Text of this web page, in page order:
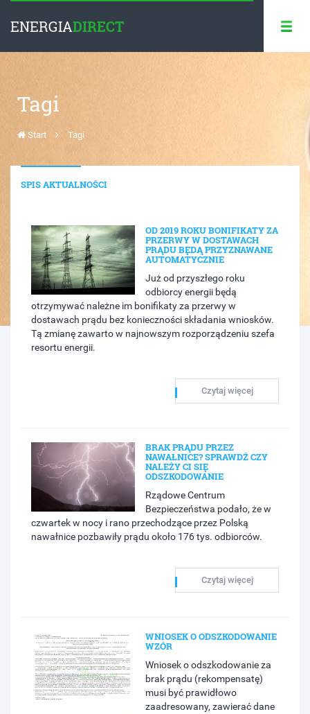
ENERGIADIRECT
Tagi
Start Tagi
SPIS AKTUALNOŚCI
OD 2019 ROKU BONIFIKATY ZA
PRZERWY W DOSTAWACH
PRĄDU BĘDĄ PRZYZNAWANE
AUTOMATYCZNIE
Już od przyszłego roku
odbiorcy energii będą
otrzymywać należne im bonifikaty za przerwy w
dostawach prądu bez konieczności składania wniosków.
Tą zmianę zawarto w najnowszym rozporządzeniu szefa
resortu energii.
Czytaj więcej
BRAK PRĄDU PRZEZ
NAWAŁNICE? SPRAWDŹ CZY
NALEŻY CI SIĘ
ODSZKODOWANIE
Rządowe Centrum
Bezpieczeństwa podało, że w
czwartek w nocy i rano przechodzące przez Polską
nawałnice pozbawiły prądu około 176 tys. odbiorców.
Czytaj więcej
WNIOSEK O ODSZKODOWANIE
WZÓR
Wniosek o odszkodowanie za
brak prądu (rekompensatę)
musi być prawidłowo
zaadresowany, zawierać dane